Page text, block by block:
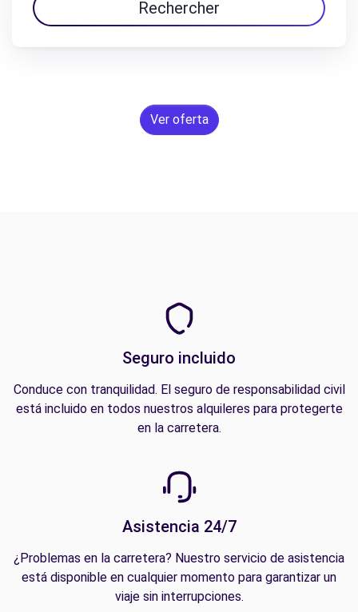
Rechercher
Ver oferta
Seguro incluido
Conduce con tranquilidad. El seguro de responsabilidad civil
está incluido en todos nuestros alquileres para protegerte
en la carretera.
Asistencia 24/7
¿Problemas en la carretera? Nuestro servicio de asistencia
está disponible en cualquier momento para garantizar un
viaje sin interrupciones.